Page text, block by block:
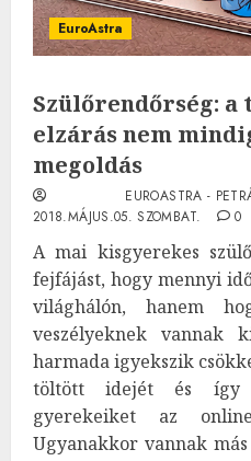
EuroAstra
Szülőrendőrség: a
elzárás nem
megoldás
EUROASTRA -
2018.MÁJUS.05. SZOMBAT.
0
A mai kisgyerekes
fejfájást, hogy mennyi
világhálón, hanem
veszélyeknek vannak
harmada igyekszik
töltött idejét és így
gyerekeiket az
Ugyanakkor vannak